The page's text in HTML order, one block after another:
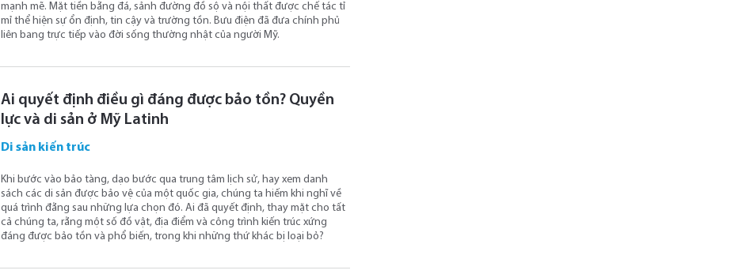
mạnh mẽ. Mặt tiền bằng đá, sảnh đường đồ sộ và nội thất được chế tác tỉ
mỉ thể hiện sự ổn định, tin cậy và trường tồn. Bưu điện đã đưa chính phủ
liên bang trực tiếp vào đời sống thường nhật của người Mỹ.
Ai quyết định điều gì đáng được bảo tồn? Quyền
lực và di sản ở Mỹ Latinh
Di sản kiến trúc
Khi bước vào bảo tàng, dạo bước qua trung tâm lịch sử, hay xem danh
sách các di sản được bảo vệ của một quốc gia, chúng ta hiếm khi nghĩ về
quá trình đằng sau những lựa chọn đó. Ai đã quyết định, thay mặt cho tất
cả chúng ta, rằng một số đồ vật, địa điểm và công trình kiến ​​trúc xứng
đáng được bảo tồn và phổ biến, trong khi những thứ khác bị loại bỏ?